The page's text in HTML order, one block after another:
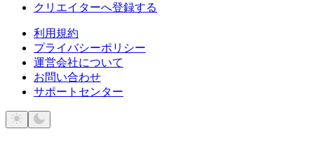
クリエイターへ登録する
利用規約
プライバシーポリシー
運営会社について
お問い合わせ
サポートセンター